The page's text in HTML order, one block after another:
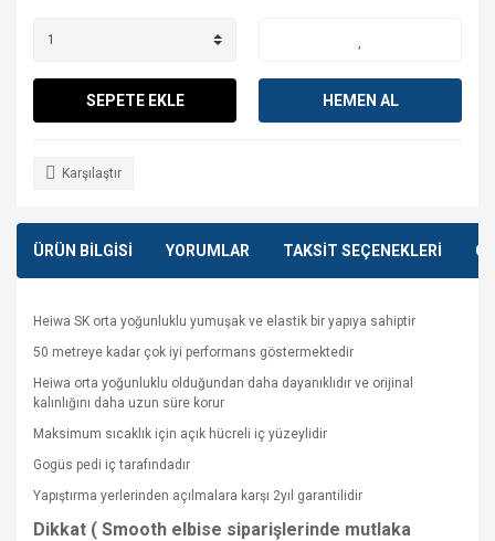
SEPETE EKLE HEMEN AL
Karşılaştır
ÜRÜN BİLGİSİ YORUMLAR TAKSİT SEÇENEKLERİ
Heiwa SK orta yoğunluklu yumuşak ve elastik bir yapıya sahiptir
50 metreye kadar çok iyi performans göstermektedir
Heiwa orta yoğunluklu olduğundan daha dayanıklıdır ve orijinal
kalınlığını daha uzun süre korur
Maksimum sıcaklık için açık hücreli iç yüzeylidir
Gogüs pedi iç tarafındadır
Yapıştırma yerlerinden açılmalara karşı 2yıl garantilidir
Dikkat ( Smooth elbise siparişlerinde mutlaka